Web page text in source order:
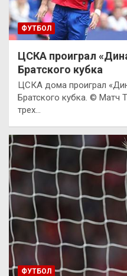
ФУТБОЛ
ЦСКА проиграл
Братского кубка
ЦСКА дома проиграл
Братского кубка. © Матч
трех…
ФУТБОЛ